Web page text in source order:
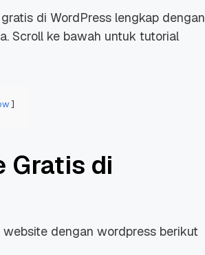
di WordPress lengkap dengan
Scroll ke bawah untuk tutorial
Gratis di
dengan wordpress berikut